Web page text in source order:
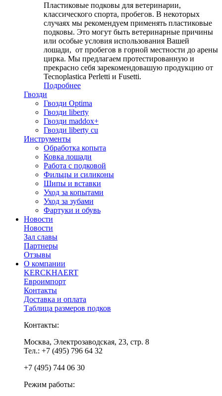
Пластиковые подковы для ветеринарии,
классического спорта, пробегов. В некоторых
случаях мы рекомендуем применять пластиковые
подковы. Это могут быть ветеринарные причины
или особые условия использования Вашей
лошади, от пробегов в горной местности до арены
цирка. Мы предлагаем протестированную и
прекрасно себя зарекомендовашую продукцию от
Tecnoplastica Perletti и Fusetti.
Подробнее
Гвозди
Гвозди Optima
Гвозди liberty
Гвозди maddox+
Гвозди liberty cu
Инструменты
Обработка копыта
Ковка лошади
Работа с подковой
Фильцы и силиконы
Шипы и вставки
Уход за копытами
Уход за зубами
Фартуки и обувь
Новости
Новости
Зал славы
Партнеры
Отзывы
О компании
KERCKHAERT
Евроимпорт
Контакты
Доставка и оплата
Таблица размеров подков
Контакты:
Москва, Электрозаводская, 23, стр. 8
Тел.: +7 (495) 796 64 32
+7 (495) 744 06 30
Режим работы: